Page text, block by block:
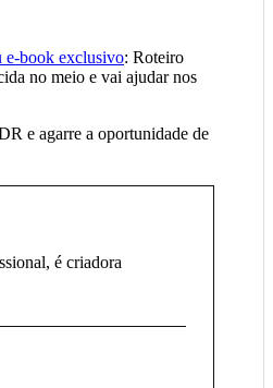
e-book exclusivo: Roteiro
no meio e vai ajudar nos
e agarre a oportunidade de
é criadora